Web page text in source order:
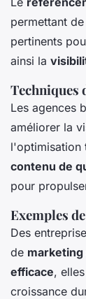
permettant
pertinents
ainsi la
Les agences
améliorer la
l'optimisation
contenu de
pour
Exemples
Des
de marketing
efficace,
croissance